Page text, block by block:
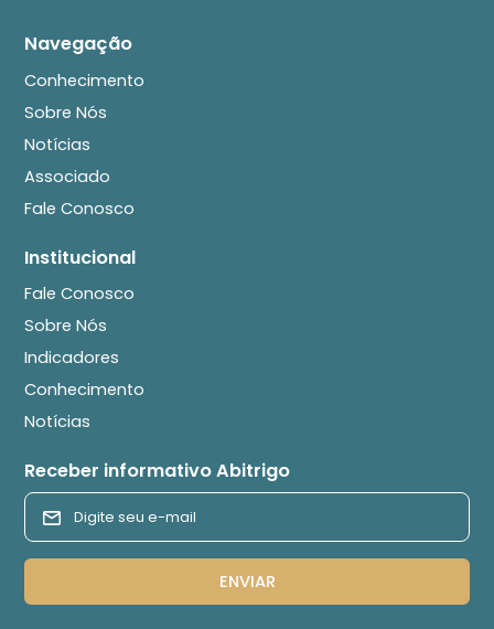
Navegação
Conhecimento
Sobre Nós
Notícias
Associado
Fale Conosco
Institucional
Fale Conosco
Sobre Nós
Indicadores
Conhecimento
Notícias
Receber informativo Abitrigo